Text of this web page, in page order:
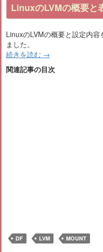
LinuxのLVMの概要と
LinuxのLVMの概要と設定内
ました。
続きを読む →
関連記事の目次
DF LVM MOUNT